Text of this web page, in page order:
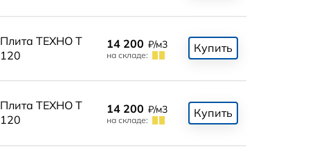
Плита ТЕХНО Т
120
14 200 ₽/м3
на складе:
Купить
Плита ТЕХНО Т
120
14 200 ₽/м3
на складе:
Купить